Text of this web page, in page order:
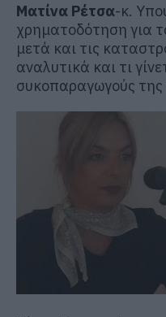
Ματίνα Ρέτσα-κ.
χρηματοδότηση για
μετά και τις
αναλυτικά και τι
συκοπαραγωγούς της